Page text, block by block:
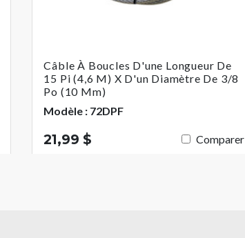
Câble À Boucles D'une Longueur De
15 Pi (4,6 M) X D'un Diamètre De 3/8
Po (10 Mm)
Modèle : 72DPF
21,99 $ Comparer